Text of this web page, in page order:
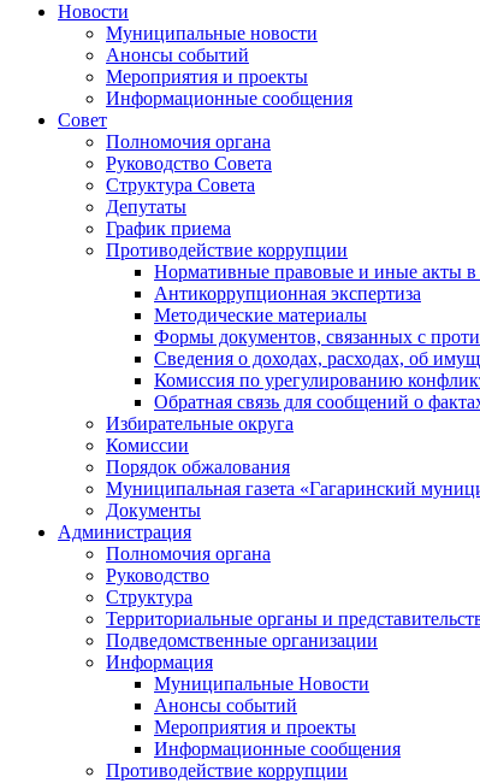
Новости
Муниципальные новости
Анонсы событий
Мероприятия и проекты
Информационные сообщения
Совет
Полномочия органа
Руководство Совета
Структура Совета
Депутаты
График приема
Противодействие коррупции
Нормативные правовые и иные акты в
Антикоррупционная экспертиза
Методические материалы
Формы документов, связанных с
Сведения о доходах, расходах, об
Комиссия по урегулированию
Обратная связь для сообщений о
Избирательные округа
Комиссии
Порядок обжалования
Муниципальная газета «Гагаринский
Документы
Администрация
Полномочия органа
Руководство
Структура
Территориальные органы и
Подведомственные организации
Информация
Муниципальные Новости
Анонсы событий
Мероприятия и проекты
Информационные сообщения
Противодействие коррупции